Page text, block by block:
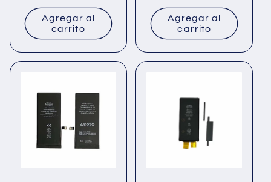
Agregar al
carrito
habitual
Agregar al
carrito